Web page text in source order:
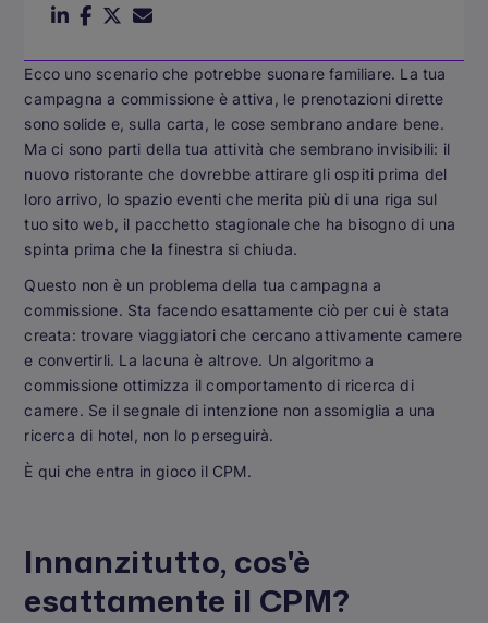
Ecco uno scenario che potrebbe suonare familiare. La tua
campagna a commissione è attiva, le prenotazioni dirette
sono solide e, sulla carta, le cose sembrano andare bene.
Ma ci sono parti della tua attività che sembrano invisibili: il
nuovo ristorante che dovrebbe attirare gli ospiti prima del
loro arrivo, lo spazio eventi che merita più di una riga sul
tuo sito web, il pacchetto stagionale che ha bisogno di una
spinta prima che la finestra si chiuda.
Questo non è un problema della tua campagna a
commissione. Sta facendo esattamente ciò per cui è stata
creata: trovare viaggiatori che cercano attivamente camere
e convertirli. La lacuna è altrove. Un algoritmo a
commissione ottimizza il comportamento di ricerca di
camere. Se il segnale di intenzione non assomiglia a una
ricerca di hotel, non lo perseguirà.
È qui che entra in gioco il CPM.
Innanzitutto, cos'è
esattamente il CPM?